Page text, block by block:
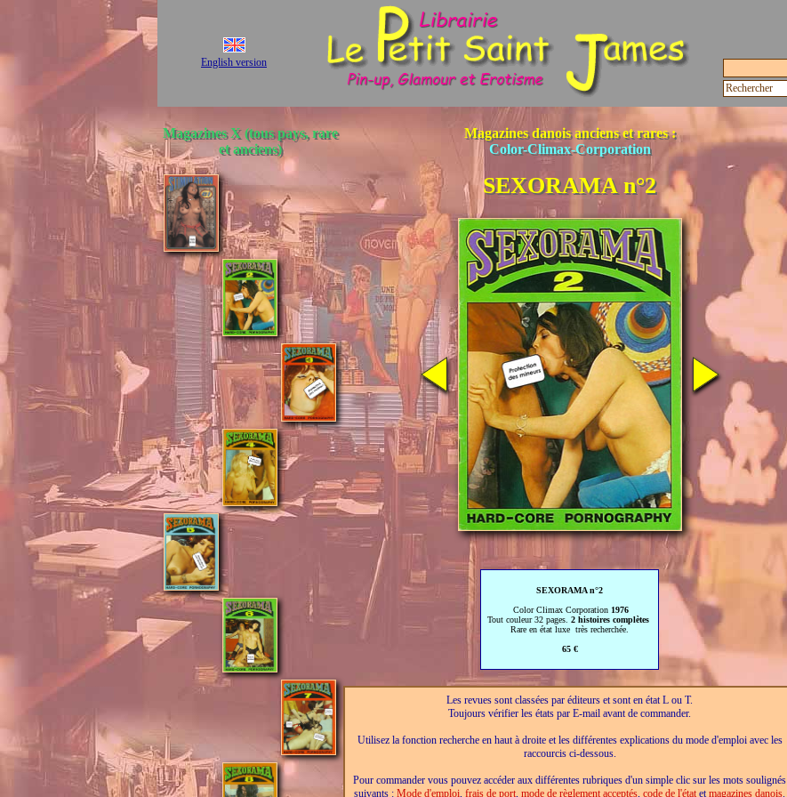
English version
Magazines X (tous pays, rare
et anciens)
Magazines danois anciens et rares :
Color-Climax-Corporation
SEXORAMA n°2
SEXORAMA n°2
Color Climax Corporation 1976
Tout couleur 32 pages. 2 histoires complètes
Rare en état luxe très recherchée.
65 €
Les revues sont classées par éditeurs et sont en état L ou T.
Toujours vérifier les états par E-mail avant de commander.
Utilisez la fonction recherche en haut à droite et les différentes explications du mode d'emploi avec les
raccourcis ci-dessous.
Pour commander vous pouvez accéder aux différentes rubriques d'un simple clic sur les mots soulignés
suivants : Mode d'emploi, frais de port, mode de règlement acceptés, code de l'état etmagazines danois.